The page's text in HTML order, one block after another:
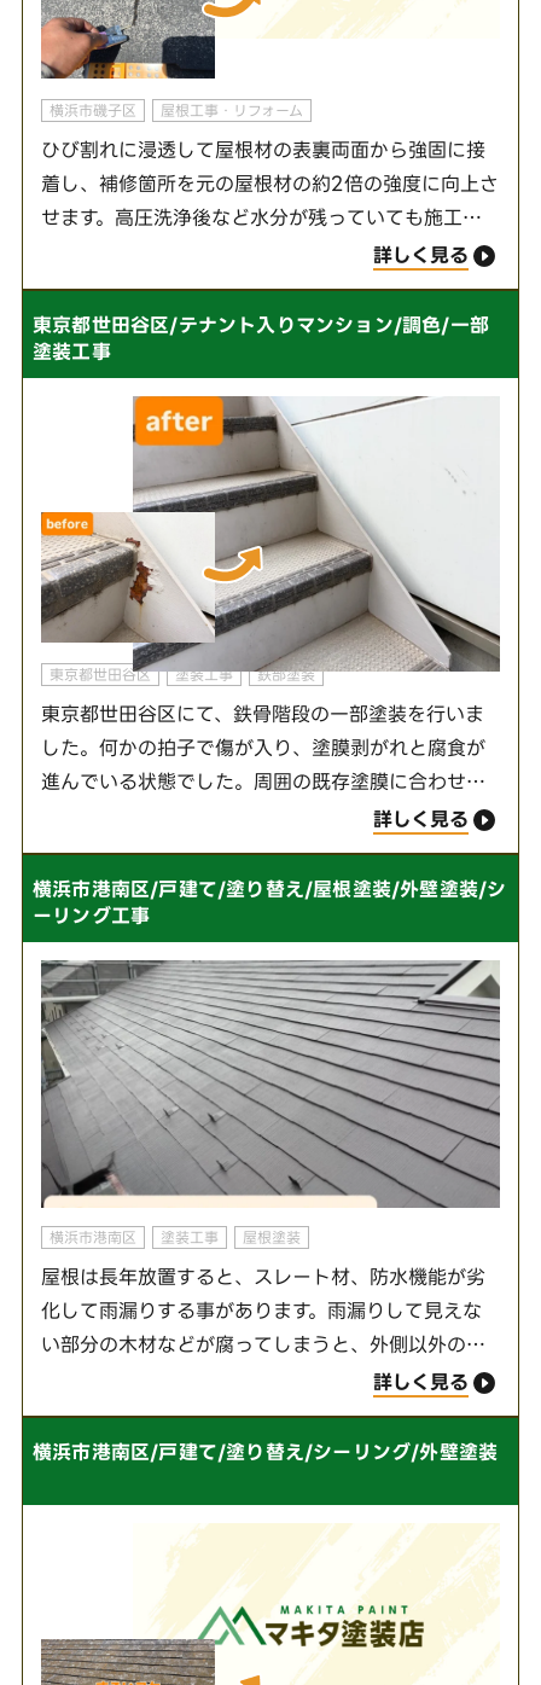
横浜市磯子区 屋根工事・リフォーム
ひび割れに浸透して屋根材の表裏両面から強固に接
着し、補修箇所を元の屋根材の約2倍の強度に向上さ
せます。高圧洗浄後など水分が残っていても施工可
能で、ひび割れの上からシーリング材を充填するよ
りも耐久性に優れています。シーリング補修よりも
施工単…
詳しく見る
東京都世田谷区/テナント入りマンション/調色/一部
塗装工事
東京都世田谷区 塗装工事 鉄部塗装
東京都世田谷区にて、鉄骨階段の一部塗装を行いま
した。何かの拍子で傷が入り、塗膜剥がれと腐食が
進んでいる状態でした。周囲の既存塗膜に合わせて
艶消しの同色で塗装しました。当社では全体的な塗
り替えだけでなく、一部の部分塗装も喜んで施工い
たします…
詳しく見る
横浜市港南区/戸建て/塗り替え/屋根塗装/外壁塗装/シ
ーリング工事
横浜市港南区 塗装工事 屋根塗装
屋根は長年放置すると、スレート材、防水機能が劣
化して雨漏りする事があります。雨漏りして見えな
い部分の木材などが腐ってしまうと、外側以外の工
事も必要になるので施工費用が格段に上がってしま
います。戸建て住宅の大きさで屋根が30〜50㎡程
度。外…
詳しく見る
横浜市港南区/戸建て/塗り替え/シーリング/外壁塗装